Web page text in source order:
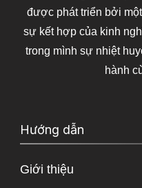
được phát triển bởi
sự kết hợp của kinh
trong mình sự nhiệt
hành
Hướng dẫn
Giới thiệu